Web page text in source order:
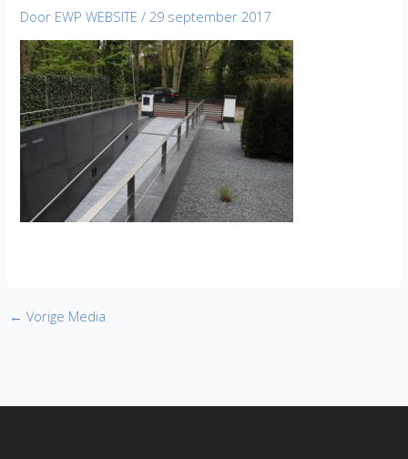
Door EWP WEBSITE/29 september 2017
← Vorige Media